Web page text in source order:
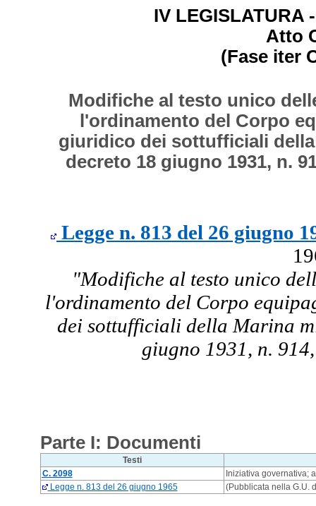
IV LEGISLATURA
Atto
(Fase iter
Modifiche al testo unico
l'ordinamento del Corpo
giuridico dei sottufficiali
decreto 18 giugno 1931, n.
Legge n. 813 del 26 giugno
"Modifiche al testo unico
l'ordinamento del Corpo
dei sottufficiali della Marina
giugno 1931, n.
Parte I: Documenti
Testi
C. 2098
Iniziativa governativa;
Legge n. 813 del 26 giugno 1965
(Pubblicata nella G.U.